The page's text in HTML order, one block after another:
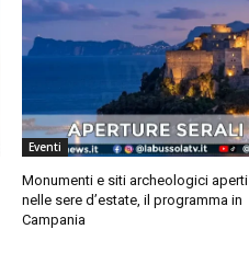
Eventi
Monumenti e siti archeologici aperti
nelle sere d’estate, il programma in
Campania